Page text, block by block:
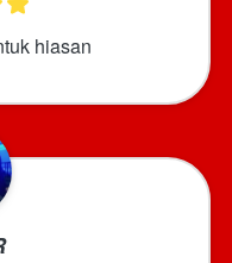
hiasan